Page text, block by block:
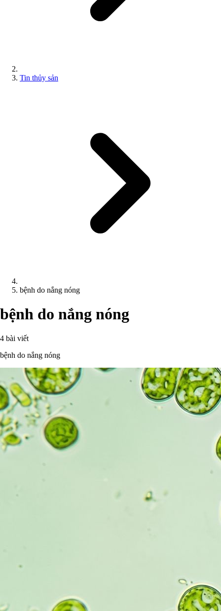
Tin thủy sản
bệnh do nắng nóng
bệnh do nắng nóng
4 bài viết
bệnh do nắng nóng